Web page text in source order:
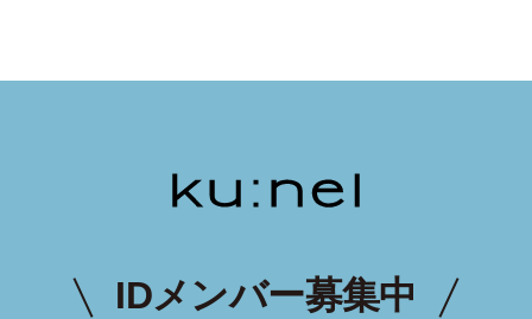
IDメンバー募集中